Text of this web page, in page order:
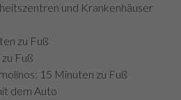
und Krankenhäuser
zu Fuß
Fuß
15 Minuten zu Fuß
dem Auto